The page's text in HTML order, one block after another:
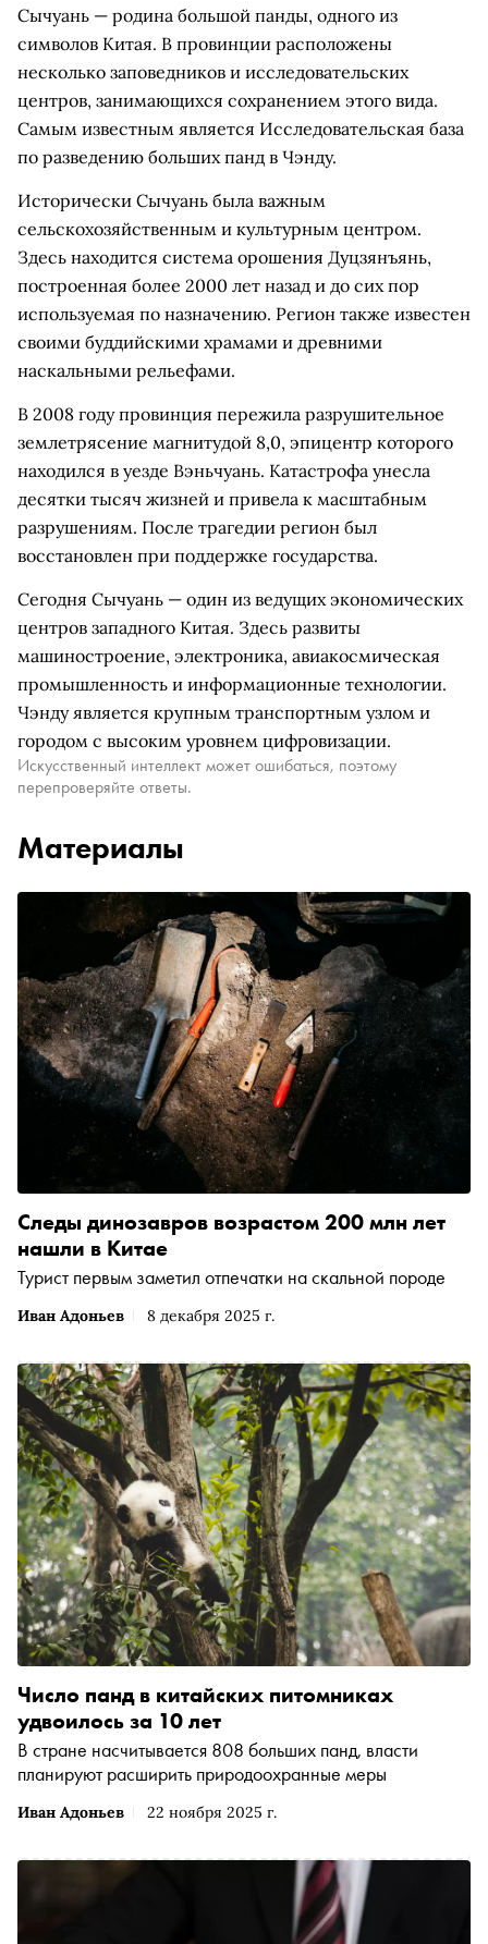
Сычуань — родина большой панды, одного из
символов Китая. В провинции расположены
несколько заповедников и исследовательских
центров, занимающихся сохранением этого вида.
Самым известным является Исследовательская база
по разведению больших панд в Чэнду.
Исторически Сычуань была важным
сельскохозяйственным и культурным центром.
Здесь находится система орошения Дуцзянъянь,
построенная более 2000 лет назад и до сих пор
используемая по назначению. Регион также известен
своими буддийскими храмами и древними
наскальными рельефами.
В 2008 году провинция пережила разрушительное
землетрясение магнитудой 8,0, эпицентр которого
находился в уезде Вэньчуань. Катастрофа унесла
десятки тысяч жизней и привела к масштабным
разрушениям. После трагедии регион был
восстановлен при поддержке государства.
Сегодня Сычуань — один из ведущих экономических
центров западного Китая. Здесь развиты
машиностроение, электроника, авиакосмическая
промышленность и информационные технологии.
Чэнду является крупным транспортным узлом и
городом с высоким уровнем цифровизации.
Искусственный интеллект может ошибаться, поэтому
перепроверяйте ответы.
Материалы
Иван Адоньев 8 декабря 2025 г.
Следы динозавров возрастом 200 млн лет
нашли в Китае
Турист первым заметил отпечатки на скальной породе
Иван Адоньев 22 ноября 2025 г.
Число панд в китайских питомниках
удвоилось за 10 лет
В стране насчитывается 808 больших панд, власти
планируют расширить природоохранные меры